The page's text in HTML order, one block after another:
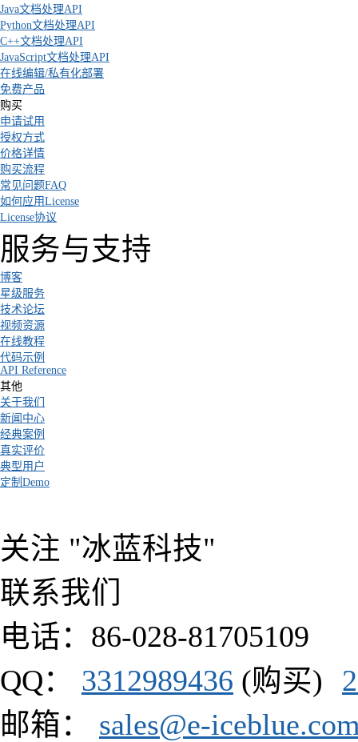
Java文档处理API
Python文档处理API
C++文档处理API
JavaScript文档处理API
在线编辑/私有化部署
免费产品
购买
申请试用
授权方式
价格详情
购买流程
常见问题FAQ
如何应用License
License协议
服务与支持
博客
星级服务
技术论坛
视频资源
在线教程
代码示例
API Reference
其他
关于我们
新闻中心
经典案例
真实评价
典型用户
定制Demo
关注 "冰蓝科技"
联系我们
电话：86-028-81705109
QQ： 3312989436 (购买)
邮箱： sales@e-